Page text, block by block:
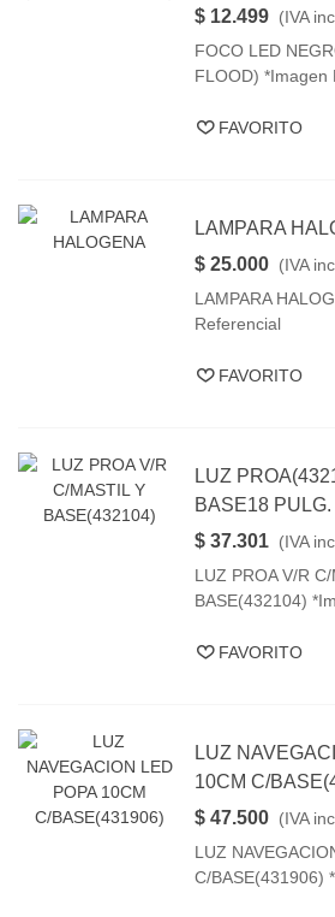
$ 12.499 (IVA
FOCO LED
FLOOD) *Imagen
FAVORITO
LAMPARA
$ 25.000 (IVA
LAMPARA
Referencial
FAVORITO
LUZ
BASE18 PULG.
$ 37.301 (IVA
LUZ PROA V/R
BASE(432104)
FAVORITO
LUZ
10CM C/
$ 47.500 (IVA
LUZ
C/BASE(431906)